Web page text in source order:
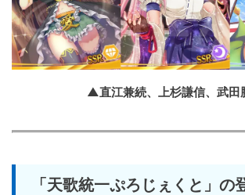
▲直江兼続、上杉謙信、武田
「天歌統一ぷろじぇくと」の